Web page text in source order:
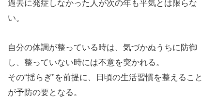
過去に発症しなかった人が次の年も平気とは限らな
い。
自分の体調が整っている時は、気づかぬうちに防御
し、整っていない時には不意を突かれる。
その“揺らぎ”を前提に、日頃の生活習慣を整えること
が予防の要となる。